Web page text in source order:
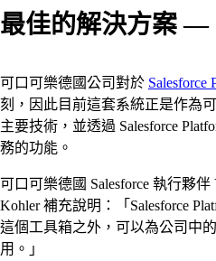
最佳的解決方案 —
可口可樂德國公司對於 Salesforce
刻，因此目前這套系統正是作為
主要技術，並透過 Salesforce
務的功能。
可口可樂德國 Salesforce 執行夥伴
Kohler 補充說明：「Salesforce
這個工具箱之外，可以為公司中
用。」